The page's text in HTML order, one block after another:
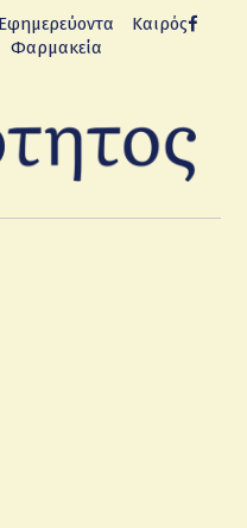
Εφημερεύοντα
Φαρμακεία
Καιρός